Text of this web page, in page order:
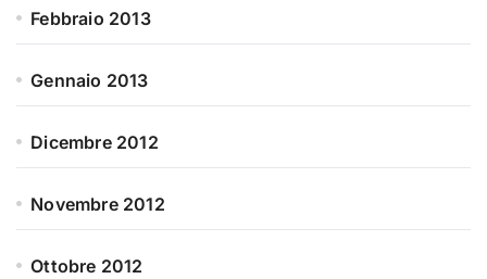
Febbraio 2013
Gennaio 2013
Dicembre 2012
Novembre 2012
Ottobre 2012